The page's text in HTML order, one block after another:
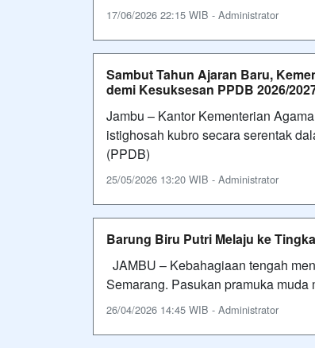
17/06/2026 22:15 WIB - Administrator
Sambut Tahun Ajaran Baru,
demi Kesuksesan PPDB 2026/
Jambu – Kantor Kementerian
istighosah kubro secara serentak
(PPDB)
25/05/2026 13:20 WIB - Administrator
Barung Biru Putri Melaju ke
JAMBU – Kebahagiaan tengah
Semarang. Pasukan pramuka
26/04/2026 14:45 WIB - Administrator